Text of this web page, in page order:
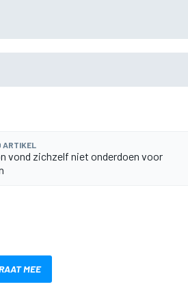
ARTIKEL
vond zichzelf niet onderdoen voor
MEE